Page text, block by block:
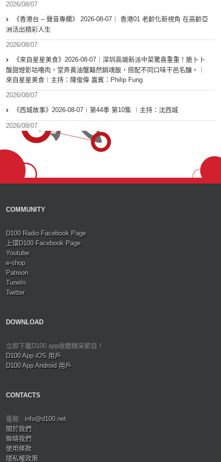
2026/08/07
《香港台 – 聲音專欄》 2026-08-07｜ 香港01 老齡化新視角 在高齡亞
洲活出精彩人生
2026/08/07
《來自星星美食》2026-08-07︱深圳高端新派中菜驚喜重重！脆卜卜
酸甜燈影咕嚕肉，堂弄黃油蟹黯然銷魂飯，搭配不同口味干邑名釀。︱
來自星星美食︱主持：陳俊偉 嘉賓：Philip Fung
2026/08/07
《西城故事》2026-08-07︱第44季 第10集 ︱主持：沈西城
2026/08/07
COMMUNITY
D100 Radio Facebook Page
上環D100 Facebook Page
Youtube
e-shop
Patreon
TuneIn
Twitter
DOWNLOAD
立即下載D100 app收聽精采節目！
D100 App iOS 用戶
D100 App Android 用戶
CONTACTS
電郵 : info@d100.net
關於我們
聯絡我們
使用條款
隱私權政策